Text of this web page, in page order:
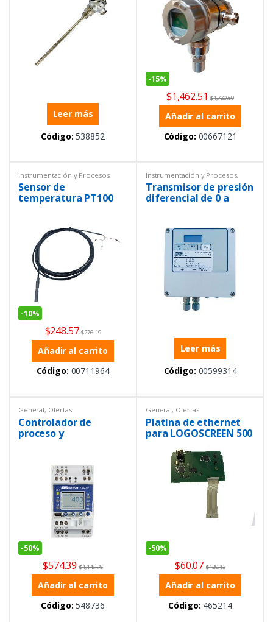
Leer más
Código: 538852
-15%
$1,462.51 $1,720.60
Añadir al carrito
Código: 00667121
Instrumentación y Procesos,
Sensores Temperatura
Sensor de
temperatura PT100
hasta 8 kV AC
-10%
$248.57 $276.19
Añadir al carrito
Código: 00711964
Instrumentación y Procesos,
Temperatura Transmisores
Transmisor de presión
diferencial de 0 a
relé configurable
Leer más
Código: 00599314
General, Ofertas
Controlador de
proceso y
temperatura
-50%
$574.39 $1,148.78
Añadir al carrito
Código: 548736
General, Ofertas
Platina de ethernet
para LOGOSCREEN 500
CF
-50%
$60.07 $120.13
Añadir al carrito
Código: 465214